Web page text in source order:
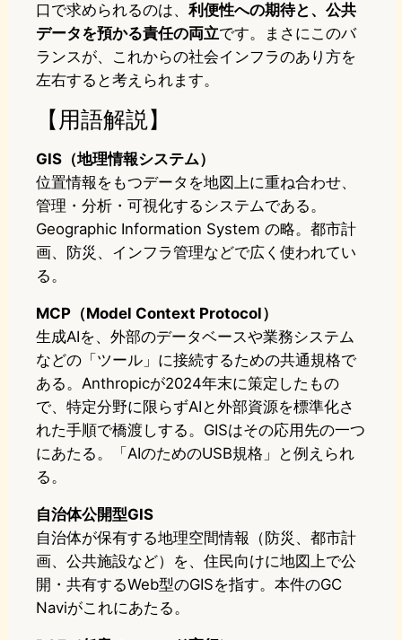
口で求められるのは、 利便性への期待と、公共
データを預かる責任の両立です。まさにこのバ
ランスが、これからの社会インフラのあり方を
左右すると考えられます。
【用語解説】
GIS（地理情報システム）
位置情報をもつデータを地図上に重ね合わせ、
管理・分析・可視化するシステムである。
Geographic Information System の略。都市計
画、防災、インフラ管理などで広く使われてい
る。
MCP（Model Context Protocol）
生成AIを、外部のデータベースや業務システム
などの「ツール」に接続するための共通規格で
ある。Anthropicが2024年末に策定したもの
で、特定分野に限らずAIと外部資源を標準化さ
れた手順で橋渡しする。GISはその応用先の一つ
にあたる。「AIのためのUSB規格」と例えられ
る。
自治体公開型GIS
自治体が保有する地理空間情報（防災、都市計
画、公共施設など）を、住民向けに地図上で公
開・共有するWeb型のGISを指す。本件のGC
Naviがこれにあたる。